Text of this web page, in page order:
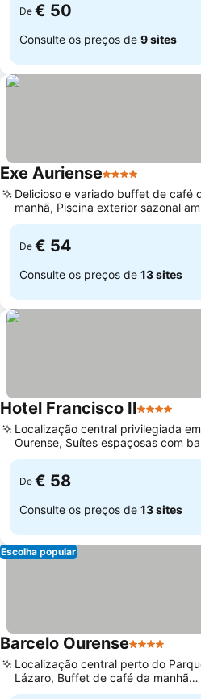
De € 50
Consulte os preços de 9 sites
Exe Auriense4 Estrelas
Delicioso e variado buffet de café
manhã, Piscina exterior sazonal
De € 54
Consulte os preços de 13 sites
Hotel Francisco II4 Estrelas
Localização central privilegiada em
Ourense, Suítes espaçosas com
de hidromassagem
De € 58
Consulte os preços de 13 sites
Escolha popular
Barcelo Ourense4 Estrelas
Localização central perto do
Lázaro, Buffet de café da manhã
saudável B-Likeat